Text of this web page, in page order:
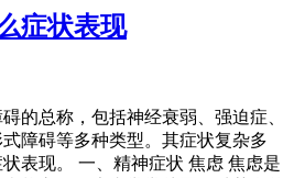
症状表现
的总称，包括神经衰弱、强迫症、
障碍等多种类型。其症状复杂多
表现。 一、精神症状 焦虑 焦虑是